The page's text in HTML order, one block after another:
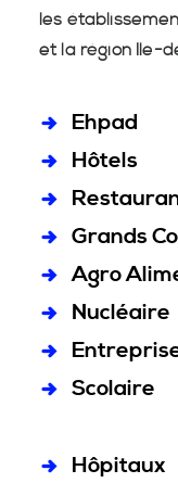
les
et la région Île-
Ehpad
Hôtels
Grands
Agro
Nucléaire
Scolaire
Hôpitaux